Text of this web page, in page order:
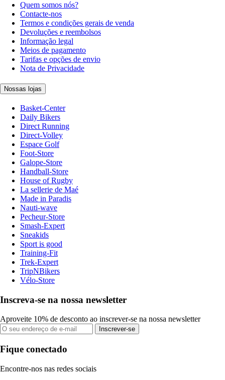
Quem somos nós?
Contacte-nos
Termos e condições gerais de venda
Devoluções e reembolsos
Informação legal
Meios de pagamento
Tarifas e opções de envio
Nota de Privacidade
Nossas lojas
Basket-Center
Daily Bikers
Direct Running
Direct-Volley
Espace Golf
Foot-Store
Galope-Store
Handball-Store
House of Rugby
La sellerie de Maé
Made in Paradis
Nauti-wave
Pecheur-Store
Smash-Expert
Sneakids
Sport is good
Training-Fit
Trek-Expert
TripNBikers
Vélo-Store
Inscreva-se na nossa newsletter
Aproveite 10% de desconto ao inscrever-se na nossa newsletter
Inscrever-se
Fique conectado
Encontre-nos nas redes sociais